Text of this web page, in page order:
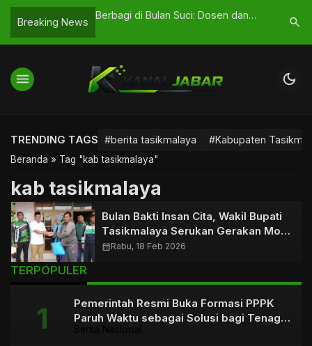
Breaking News
pukul 19.00 WIB
Berbagi di Bulan Suci: Dosen dan
Ciamis Salurkan Zakat Fitrah
Ajaksearch
menu dark_mode
TRENDING TAGS #berita tasikmalaya #Kabupaten
Beranda » Tag "kab tasikmalaya"
kab tasikmalaya
Bulan Bakti Insan Cita, Wakil Bupati
Tasikmalaya Serukan Gerakan Moral
dan Kebermanfaatan
calendar_monthRabu, 18 Feb 2026
TERPOPULER
Pemerintah Resmi Buka Formasi PPPK
Paruh Waktu sebagai Solusi bagi Tenaga